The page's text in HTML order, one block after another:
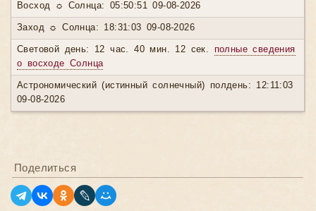
Восход ☼ Солнца: 05:50:51 09-08-2026
Заход ☼ Солнца: 18:31:03 09-08-2026
Световой день: 12 час. 40 мин. 12 сек. полные сведения
о восходе Солнца
Астрономический (истинный солнечный) полдень: 12:11:03
09-08-2026
Поделиться